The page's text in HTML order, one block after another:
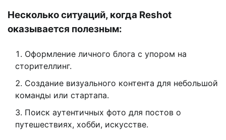
Несколько ситуаций, когда Reshot
оказывается полезным:
Оформление личного блога с упором на
сторителлинг.
Создание визуального контента для небольшой
команды или стартапа.
Поиск аутентичных фото для постов о
путешествиях, хобби, искусстве.